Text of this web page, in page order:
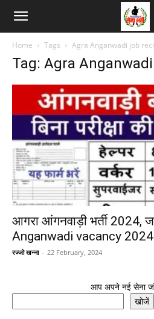
Home Tags Agra Anganwadi job
Tag: Agra
आगरा आंगनवाड़ी भर्ती
Anganwadi vacancy 2024
रज्जो खन्ना - 22 February, 2024
आप अपने नई सेना
खोजें